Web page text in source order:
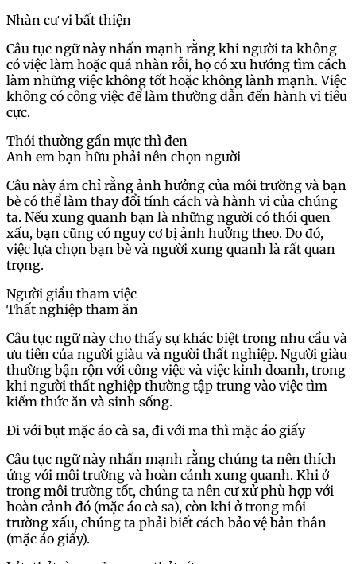
Nhàn cư vi bất thiện
Câu tục ngữ này nhấn mạnh rằng khi người ta không
có việc làm hoặc quá nhàn rỗi, họ có xu hướng tìm cách
làm những việc không tốt hoặc không lành mạnh. Việc
không có công việc để làm thường dẫn đến hành vi tiêu
cực.
Thói thường gần mực thì đen
Anh em bạn hữu phải nên chọn người
Câu này ám chỉ rằng ảnh hưởng của môi trường và bạn
bè có thể làm thay đổi tính cách và hành vi của chúng
ta. Nếu xung quanh bạn là những người có thói quen
xấu, bạn cũng có nguy cơ bị ảnh hưởng theo. Do đó,
việc lựa chọn bạn bè và người xung quanh là rất quan
trọng.
Người giầu tham việc
Thất nghiệp tham ăn
Câu tục ngữ này cho thấy sự khác biệt trong nhu cầu và
ưu tiên của người giàu và người thất nghiệp. Người giàu
thường bận rộn với công việc và việc kinh doanh, trong
khi người thất nghiệp thường tập trung vào việc tìm
kiếm thức ăn và sinh sống.
Đi với bụt mặc áo cà sa, đi với ma thì mặc áo giấy
Câu tục ngữ này nhấn mạnh rằng chúng ta nên thích
ứng với môi trường và hoàn cảnh xung quanh. Khi ở
trong môi trường tốt, chúng ta nên cư xử phù hợp với
hoàn cảnh đó (mặc áo cà sa), còn khi ở trong môi
trường xấu, chúng ta phải biết cách bảo vệ bản thân
(mặc áo giấy).